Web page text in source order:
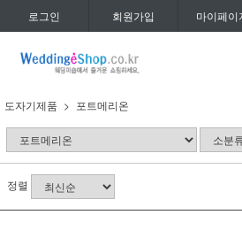
로그인 회원가입 마이페이
도자기제품 포트메리온
정렬